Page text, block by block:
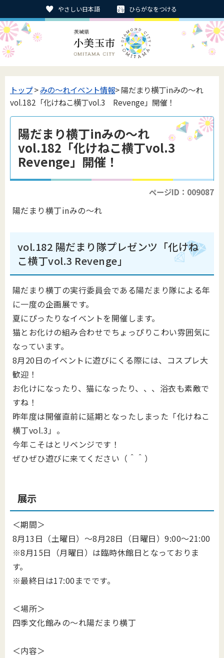
やさしい日本語 ひらがなをつける
トップ>みの〜れイベント情報> 陽だまり横丁inみの～れ
vol.182「化けねこ横丁vol.3 Revenge」開催！
陽だまり横丁inみの～れ
vol.182「化けねこ横丁vol.3
Revenge」開催！
ページID：009087
陽だまり横丁inみの～れ
vol.182 陽だまり隊プレゼンツ「化けね
こ横丁vol.3 Revenge」
陽だまり横丁の実行委員会である陽だまり隊による年
に一度の企画展です。
夏にぴったりなイベントを開催します。
猫とお化けの組み合わせでちょっぴりこわい雰囲気に
なっています。
8月20日のイベントに遊びにくる際には、コスプレ大
歓迎！
お化けになったり、猫になったり、、、浴衣も素敵で
すね！
昨年度は開催直前に延期となったしまった「化けねこ
横丁vol.3」。
今年こそはとリベンジです！
ぜひぜひ遊びに来てください（＾＾）
展示
＜期間＞
8月13日（土曜日）～8月28日（日曜日）9:00～21:00
※8月15日（月曜日）は臨時休館日となっておりま
す。
※最終日は17:00までです。
＜場所＞
四季文化館みの～れ陽だまり横丁
＜内容＞